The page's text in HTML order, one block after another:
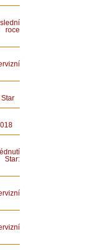
roce
Star: